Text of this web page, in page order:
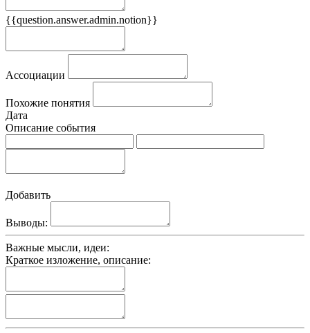
{{question.answer.admin.notion}}
Ассоциации
Похожие понятия
Дата
Описание события
Добавить
Выводы:
Важные мысли, идеи:
Краткое изложение, описание: